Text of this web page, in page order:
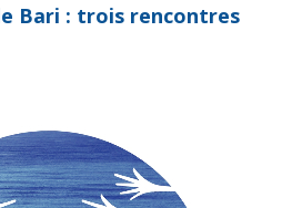
Bari : trois rencontres